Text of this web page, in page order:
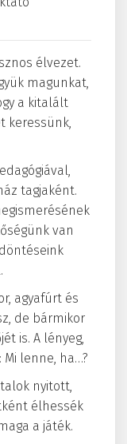
élvezet.
magunkat,
a kitalált
keressünk,
tagjaként.
van
agyafúrt és
de bármikor
is. A lényeg,
lenne, ha…?
nyitott,
élhessék
a játék.